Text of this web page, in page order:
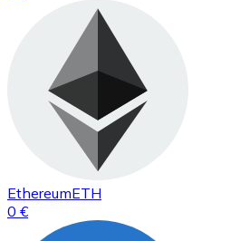
EthereumETH
0 €